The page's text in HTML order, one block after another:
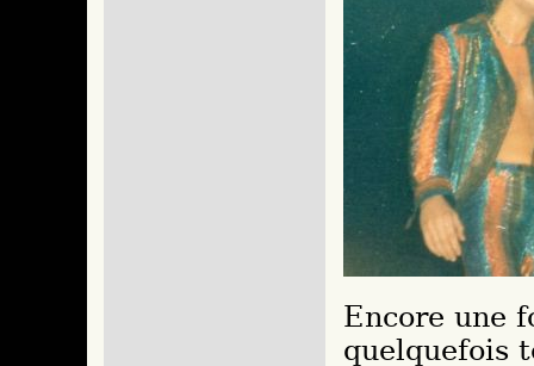
Encore une
quelquefois